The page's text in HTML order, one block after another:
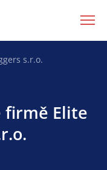
s.r.o.
firmě Elite